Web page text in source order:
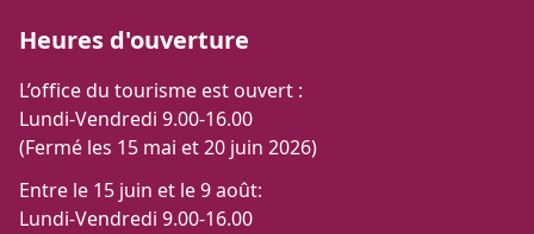
Heures d'ouverture
L’office du tourisme est ouvert :
Lundi-Vendredi 9.00-16.00
(Fermé les 15 mai et 20 juin 2026)
Entre le 15 juin et le 9 août:
Lundi-Vendredi 9.00-16.00